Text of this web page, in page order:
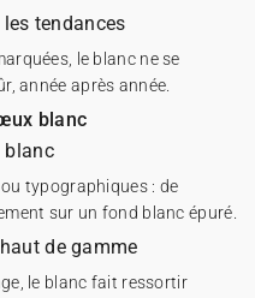
tendances
le blanc ne se
année après année.
blanc
blanc
typographiques : de
sur un fond blanc épuré.
de gamme
le blanc fait ressortir